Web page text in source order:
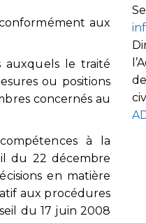
aux
auxquels le traité
ou positions
concernés au
à la
du 22 décembre
en matière
aux procédures
du 17 juin 2008